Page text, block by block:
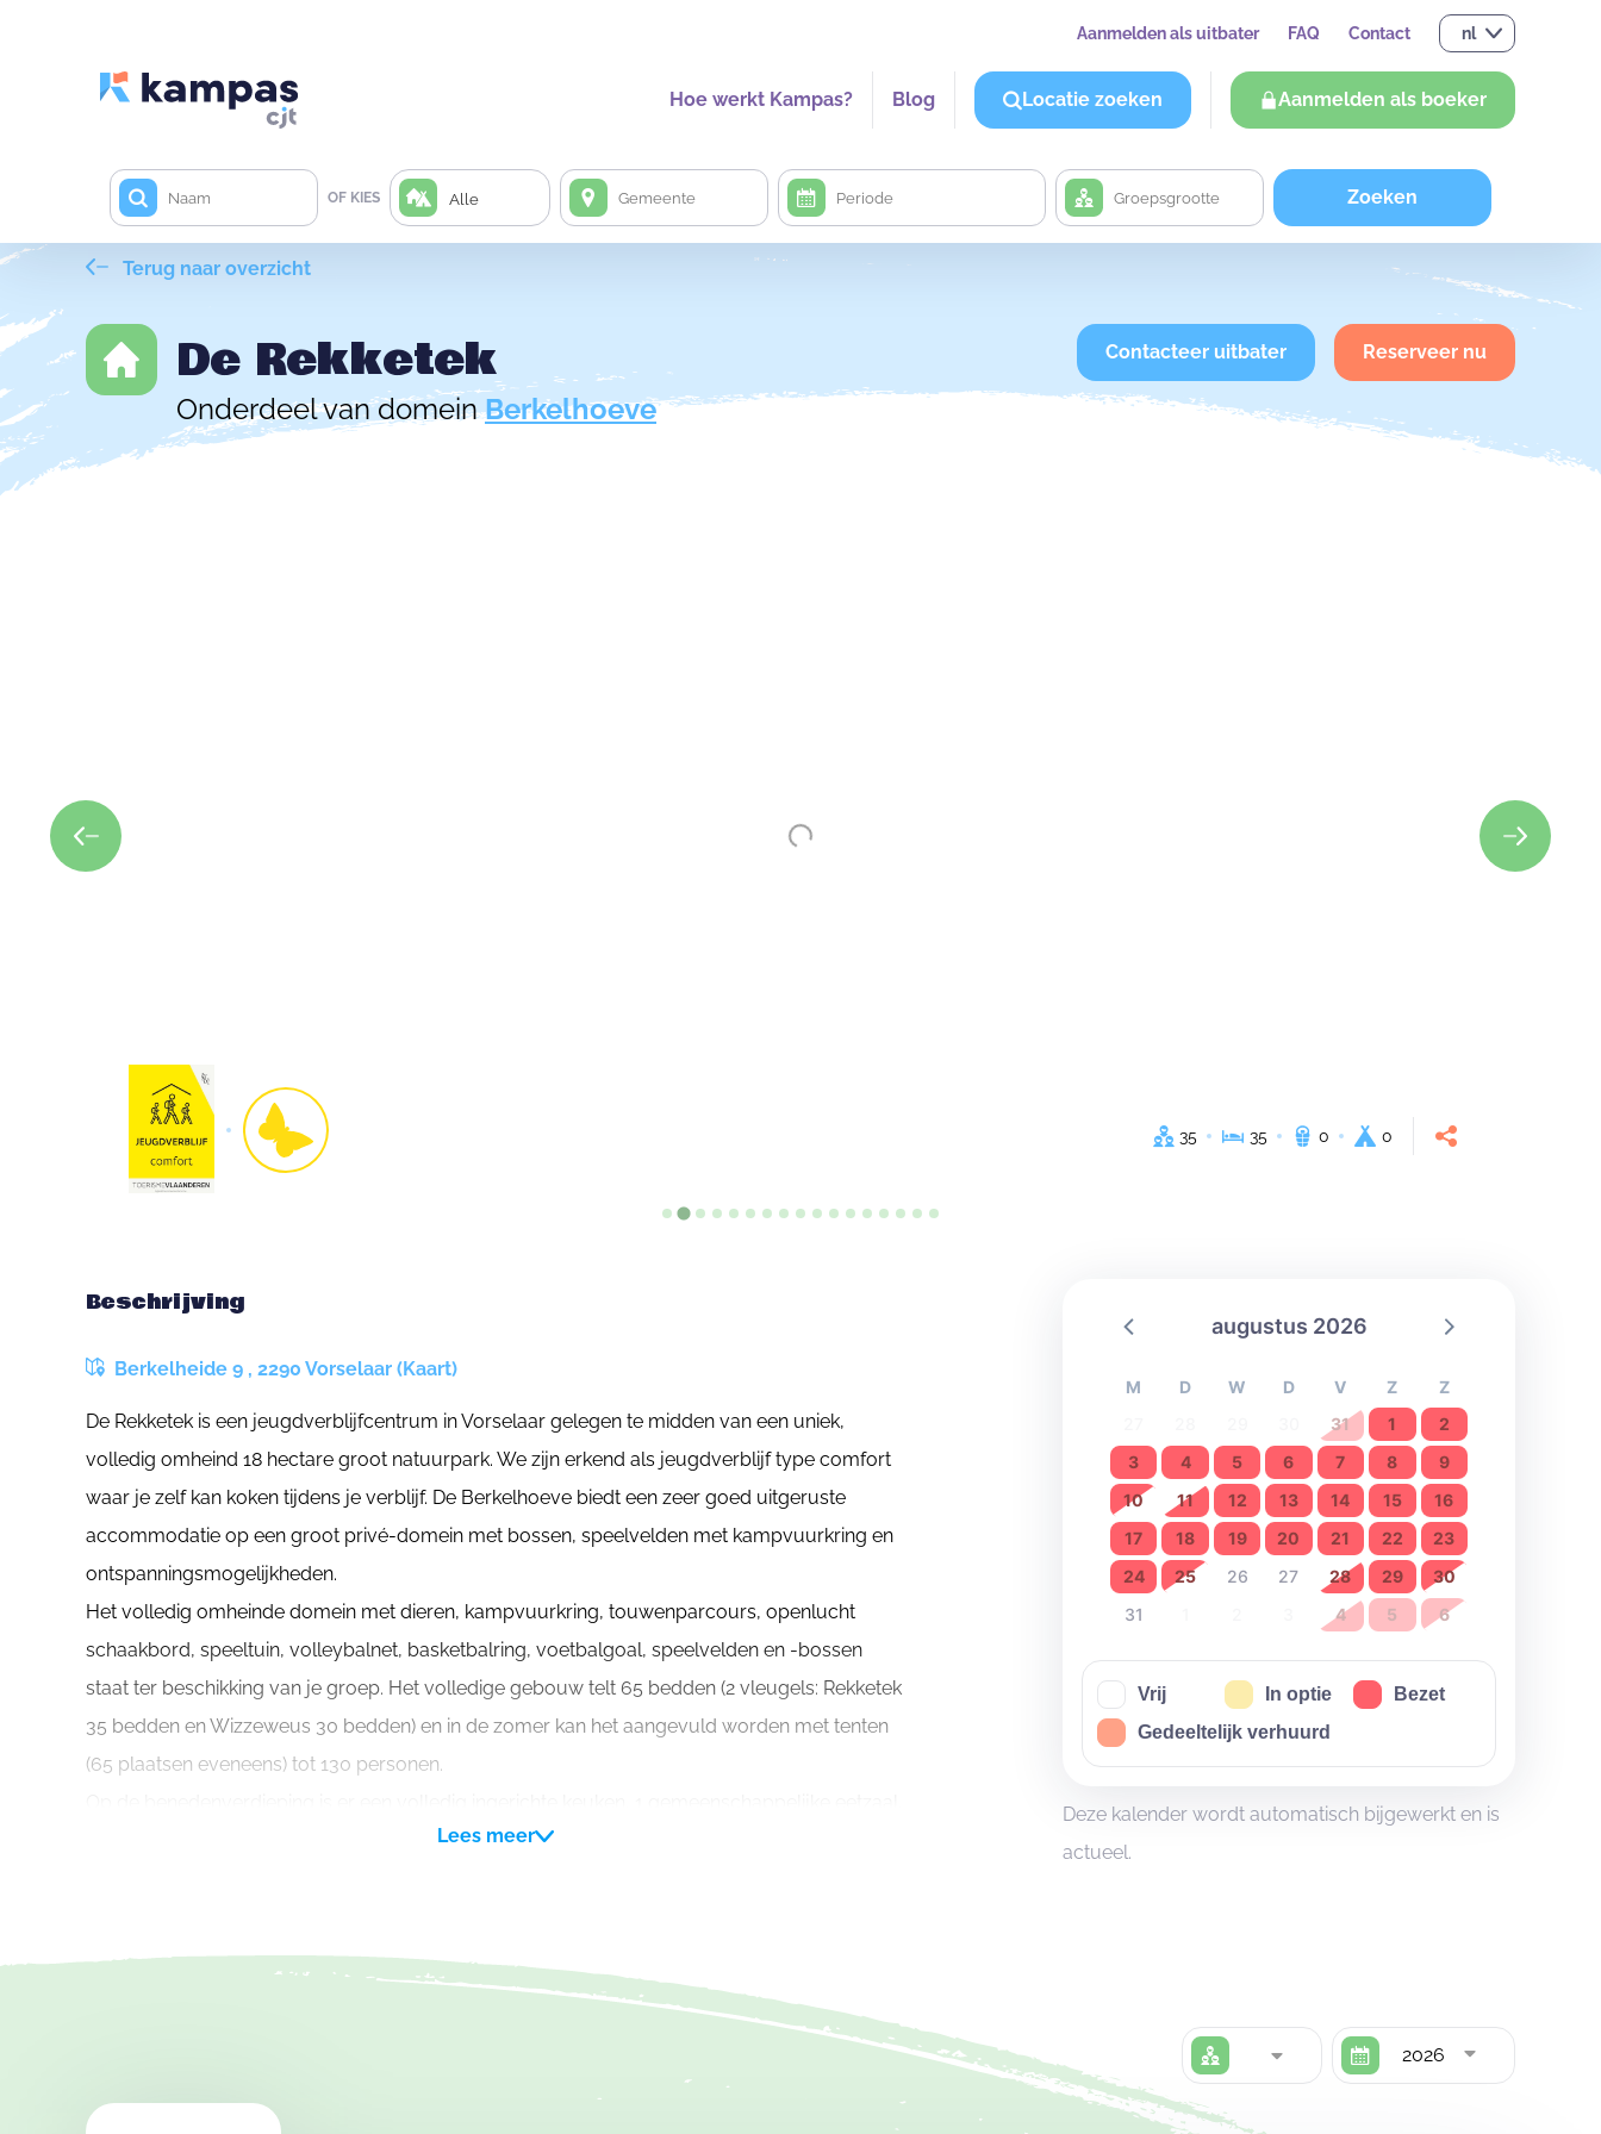
Aanmelden als uitbater FAQ Contact nl
Hoe werkt Kampas? Blog Locatie zoeken Aanmelden als boeker
OF KIES Alle Zoeken
Terug naar overzicht
De Rekketek
Onderdeel van domeinBerkelhoeve
Contacteer uitbater Reserveer nu
35 35 0 0
Beschrijving
Berkelheide 9 , 2290 Vorselaar (Kaart)
De Rekketek is een jeugdverblijfcentrum in Vorselaar gelegen te midden van een uniek,
volledig omheind 18 hectare groot natuurpark. We zijn erkend als jeugdverblijf type comfort
waar je zelf kan koken tijdens je verblijf. De Berkelhoeve biedt een zeer goed uitgeruste
accommodatie op een groot privé-domein met bossen, speelvelden met kampvuurkring en
ontspanningsmogelijkheden.
Het volledig omheinde domein met dieren, kampvuurkring, touwenparcours, openlucht
schaakbord, speeltuin, volleybalnet, basketbalring, voetbalgoal, speelvelden en -bossen
staat ter beschikking van je groep. Het volledige gebouw telt 65 bedden (2 vleugels: Rekketek
35 bedden en Wizzeweus 30 bedden) en in de zomer kan het aangevuld worden met tenten
(65 plaatsen eveneens) tot 130 personen.
1 grote zitruimte en een veranda. Er is een lift aanwezig. Op het gelijkvloers zijn er 5 toiletten
gebruik maken van de was- en droogmachine.
Op de eerste verdieping vind je 11 slaapkamers. De 35 bedden zijn verspreid over deze
kamers; meestal met stapelbed en/of (een) enkele bedden. Een kussen en een donsdeken is
lavabo. 1 slaapkamers heeft sanitair op de kamer.
Lees meer
augustus 2026
M D W D V Z
Z
31 1
2
3
4 5 6 7 8
9
10
11 12 13 14 15
16
17
18 19 20 21 22
23
24
25 26 27 28 29
30
31
4 5 6
Vrij In optie
Bezet
Gedeeltelijk verhuurd
Deze kalender wordt automatisch bijgewerkt en is
actueel.
2026